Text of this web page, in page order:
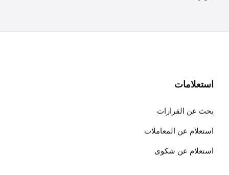
استعلامات
بحث عن القرارات
استعلام عن المعاملات
استعلام عن شكوى